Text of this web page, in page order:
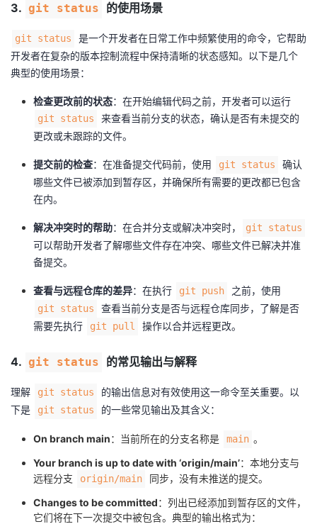
3. git status 的使用场景
git status
是一个开发者在日常工作中频繁使用的命令，它帮助
开发者在复杂的版本控制流程中保持清晰的状态感知。以下是几个
典型的使用场景：
检查更改前的状态：在开始编辑代码之前，开发者可以运行
git status
来查看当前分支的状态，确认是否有未提交的
更改或未跟踪的文件。
提交前的检查：在准备提交代码前，使用 git status
确认
哪些文件已被添加到暂存区，并确保所有需要的更改都已包含
在内。
解决冲突时的帮助：在合并分支或解决冲突时， git status
可以帮助开发者了解哪些文件存在冲突、哪些文件已解决并准
备提交。
查看与远程仓库的差异：在执行 git push 之前，使用
git status
查看当前分支是否与远程仓库同步，了解是否
需要先执行
git pull 操作以合并远程更改。
4. git status 的常见输出与解释
理解 git status
的输出信息对有效使用这一命令至关重要。以
下是
git status 的一些常见输出及其含义：
On branch main：当前所在的分支名称是 main 。
Your branch is up to date with ‘origin/main’：本地分支与
远程分支
origin/main
同步，没有未推送的提交。
Changes to be committed：列出已经添加到暂存区的文件，
它们将在下一次提交中被包含。典型的输出格式为：